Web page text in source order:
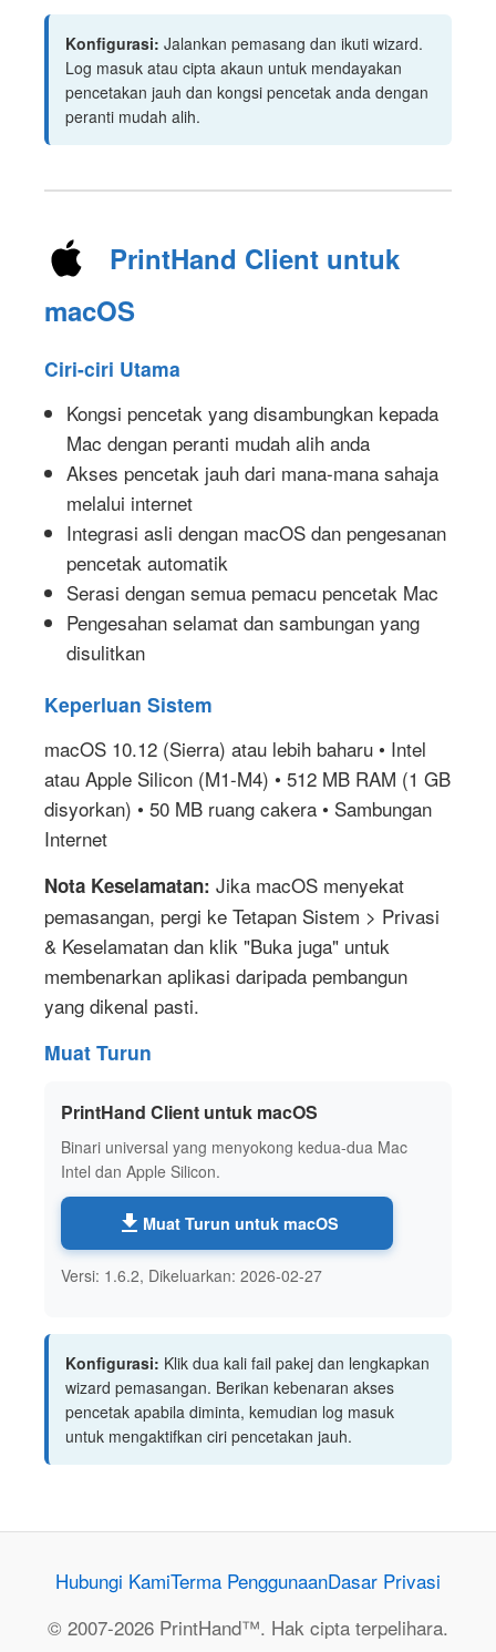
Konfigurasi: Jalankan pemasang dan ikuti wizard.
Log masuk atau cipta akaun untuk mendayakan
pencetakan jauh dan kongsi pencetak anda dengan
peranti mudah alih.
PrintHand Client untuk
macOS
Ciri-ciri Utama
Kongsi pencetak yang disambungkan kepada
Mac dengan peranti mudah alih anda
Akses pencetak jauh dari mana-mana sahaja
melalui internet
Integrasi asli dengan macOS dan pengesanan
pencetak automatik
Serasi dengan semua pemacu pencetak Mac
Pengesahan selamat dan sambungan yang
disulitkan
Keperluan Sistem
macOS 10.12 (Sierra) atau lebih baharu • Intel
atau Apple Silicon (M1-M4) • 512 MB RAM (1 GB
disyorkan) • 50 MB ruang cakera • Sambungan
Internet
Nota Keselamatan: Jika macOS menyekat
pemasangan, pergi ke Tetapan Sistem > Privasi
& Keselamatan dan klik "Buka juga" untuk
membenarkan aplikasi daripada pembangun
yang dikenal pasti.
Muat Turun
PrintHand Client untuk macOS
Binari universal yang menyokong kedua-dua Mac
Intel dan Apple Silicon.
Muat Turun untuk macOS
Versi: 1.6.2, Dikeluarkan: 2026-02-27
Konfigurasi: Klik dua kali fail pakej dan lengkapkan
wizard pemasangan. Berikan kebenaran akses
pencetak apabila diminta, kemudian log masuk
untuk mengaktifkan ciri pencetakan jauh.
Hubungi KamiTerma PenggunaanDasar Privasi
© 2007-2026 PrintHand™. Hak cipta terpelihara.